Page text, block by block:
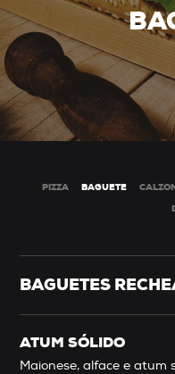
PIZZA BAGUETE
BAGUETES
ATUM SÓLIDO
Maionese, alface e atum